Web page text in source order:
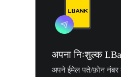
अपना निःशुल्क
अपने ईमेल पते/फ़ोन